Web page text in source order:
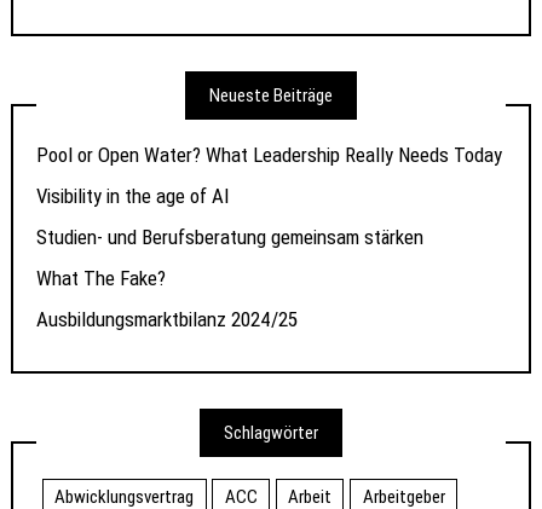
Neueste Beiträge
Pool or Open Water? What Leadership Really Needs Today
Visibility in the age of AI
Studien- und Berufsberatung gemeinsam stärken
What The Fake?
Ausbildungsmarktbilanz 2024/25
Schlagwörter
Abwicklungsvertrag ACC Arbeit
Arbeitgeber